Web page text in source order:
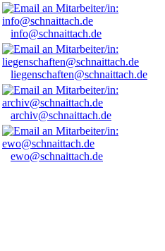
info@schnaittach.de
liegenschaften@schnaittach.de
archiv@schnaittach.de
ewo@schnaittach.de